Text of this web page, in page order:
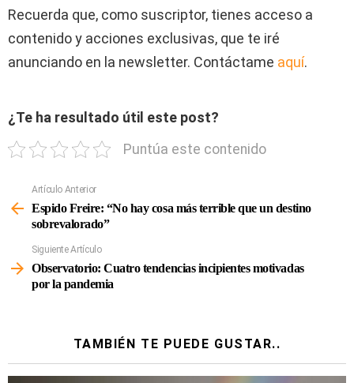
Recuerda que, como suscriptor, tienes acceso a
contenido y acciones exclusivas, que te iré
anunciando en la newsletter. Contáctame aquí.
¿Te ha resultado útil este post?
Puntúa este contenido
Más
Artículo Anterior
Espido Freire: “No hay cosa más terrible que un destino
sobrevalorado”
Siguiente Artículo
Observatorio: Cuatro tendencias incipientes motivadas
por la pandemia
TAMBIÉN TE PUEDE GUSTAR..